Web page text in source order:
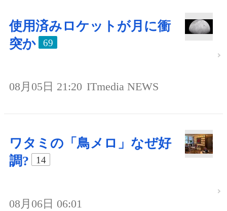
使用済みロケットが月に衝
突か
69
08月05日 21:20 ITmedia NEWS
ワタミの「鳥メロ」なぜ好
調?
14
08月06日 06:01